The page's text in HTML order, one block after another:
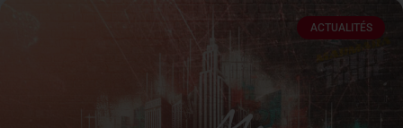
ACTUALITÉS